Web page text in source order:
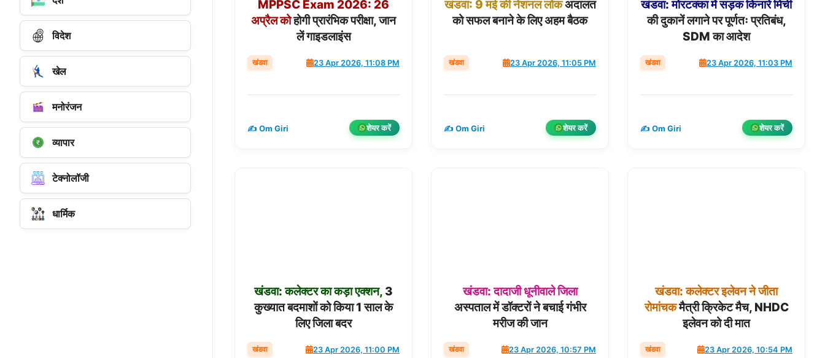
MPPSC Exam 2026: 26
अप्रैलकोहोगी प्रारंभिक परीक्षा, जान
लें गाइडलाइंस
खंडवा 23 Apr 2026, 11:08 PM
✍️ Om Giri शेयर करें
खंडवा: 9मईकीनेशनललोकअदालत
को सफल बनाने के लिए अहम बैठक
खंडवा 23 Apr 2026, 11:05 PM
✍️ Om Giri शेयर करें
खंडवा: मोरटक्कामेंसड़ककिनारेमिर्ची
की दुकानें लगाने पर पूर्णतः प्रतिबंध,
SDM का आदेश
खंडवा 23 Apr 2026, 11:03 PM
✍️ Om Giri शेयर करें
खंडवा: कलेक्टरकाकड़ाएक्शन, 3
कुख्यात बदमाशों को किया 1 साल के
लिए जिला बदर
खंडवा 23 Apr 2026, 11:00 PM
खंडवा:दादाजीधूनीवालेजिला
अस्पताल में डॉक्टरों ने बचाई गंभीर
मरीज की जान
खंडवा 23 Apr 2026, 10:57 PM
खंडवा: कलेक्टरइलेवननेजीता
रोमांचकमैत्री क्रिकेट मैच, NHDC
इलेवन को दी मात
खंडवा 23 Apr 2026, 10:54 PM
विदेश
खेल
मनोरंजन
व्यापार
टेक्नोलॉजी
धार्मिक